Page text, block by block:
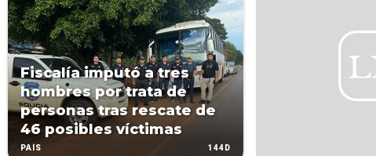
Fiscalía imputó a tres
hombres por trata de
personas tras rescate de
46 posibles víctimas
PAÍS 144D